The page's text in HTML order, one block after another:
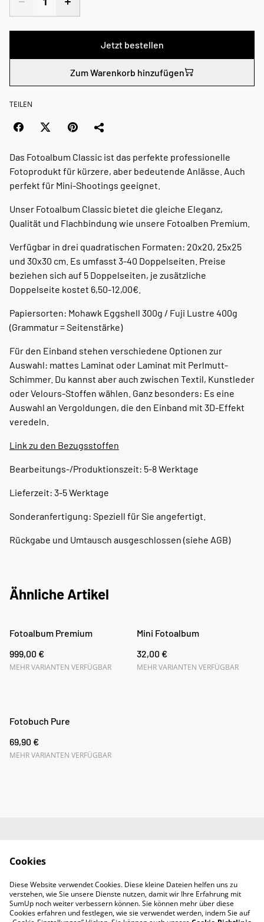
Jetzt bestellen
Zum Warenkorb hinzufügen
TEILEN
Das Fotoalbum Classic ist das perfekte professionelle
Fotoprodukt für kürzere, aber bedeutende Anlässe. Auch
perfekt für Mini-Shootings geeignet.
Unser Fotoalbum Classic bietet die gleiche Eleganz,
Qualität und Flachbindung wie unsere Fotoalben Premium.
Verfügbar in drei quadratischen Formaten: 20x20, 25x25
und 30x30 cm. Es umfasst 3-40 Doppelseiten. Preise
beziehen sich auf 5 Doppelseiten, je zusätzliche
Doppelseite kostet 6,50-12,00€.
Papiersorten: Mohawk Eggshell 300g / Fuji Lustre 400g
(Grammatur = Seitenstärke)
Für den Einband stehen verschiedene Optionen zur
Auswahl: mattes Laminat oder Laminat mit Perlmutt-
Schimmer. Du kannst aber auch zwischen Textil, Kunstleder
oder Velours-Stoffen wählen. Ganz besonders: Es eine
Auswahl an Vergoldungen, die den Einband mit 3D-Effekt
veredeln.
Link zu den Bezugsstoffen
Bearbeitungs-/Produktionszeit: 5-8 Werktage
Lieferzeit: 3-5 Werktage
Sonderanfertigung: Speziell für Sie angefertigt.
Rückgabe und Umtausch ausgeschlossen (siehe AGB)
Ähnliche Artikel
Fotoalbum Premium
999,00 €
MEHR VARIANTEN VERFÜGBAR
Mini Fotoalbum
32,00 €
MEHR VARIANTEN VERFÜGBAR
Fotobuch Pure
69,90 €
MEHR VARIANTEN VERFÜGBAR
Retoure
Kontakt
Cookies
Diese Website verwendet Cookies. Diese kleine Dateien helfen uns zu
verstehen, wie Sie unsere Dienste nutzen, damit wir Ihre Erfahrung mit
SumUp noch weiter verbessern können. Sie können mehr über diese
Cookies erfahren und festlegen, wie sie verwendet werden, indem Sie auf